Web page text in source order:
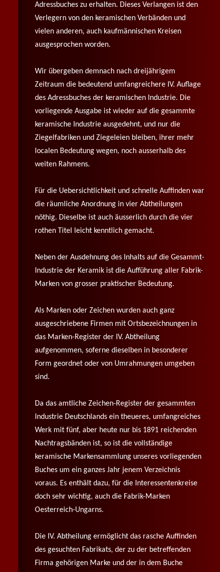
Adressbuches zu erhalten. Dieses Verlangen ist den
Verlegern von den keramischen Verbänden und
vielen anderen, auch kaufmännischen Kreisen
ausgesprochen worden.
Wir übergeben demnach nach dreijährigem
Zeitraum die bedeutend umfangreichere IV. Auflage
des Adressbuches der keramischen Industrie. Die
vorliegende Ausgabe ist wieder auf die gesammte
keramische Industrie ausgedehnt, und nur die
Ziegelfabriken und Ziegeleien bleiben, ihrer mehr
localen Bedeutung wegen, noch ausserhalb des
weiten Rahmens.
Für die Uebersichtlichkeit und schnelle Auffinden war
die räumliche Anordnung in vier Abtheilungen
nöthig. Dieselbe ist auch äusserlich durch die vier
rothen Titel leicht kenntlich gemacht.
Neben der Ausdehnung des Inhalts auf die Gesammt-
Industrie der Keramik ist die Aufführung aller Fabrik-
Marken von grosser praktischer Bedeutung.
Als Marken oder Zeichen wurden auch ganz
ausgeschriebene Firmen mit Ortsbezeichnungen in
das Marken-Register der IV. Abtheilung
aufgenommen, soferne dieselben in besonderer
Form geordnet oder von Umrahmungen umgeben
sind.
Da das amtliche Zeichen-Register der gesammten
Industrie Deutschlands ein theueres, umfangreiches
Werk mit fünf, aber heute nur bis 1891 reichenden
Nachtragsbänden ist, so ist die vollständige
keramische Markensammlung unseres vorliegenden
Buches um ein ganzes Jahr jenem Verzeichnis
voraus. Es enthält dazu, für die Interessentenkreise
doch sehr wichtig, auch die Fabrik-Marken
Oesterreich-Ungarns.
Die IV. Abtheilung ermöglicht das rasche Auffinden
des gesuchten Fabrikats, der zu der betreffenden
Firma gehörigen Marke und der in dem Buche